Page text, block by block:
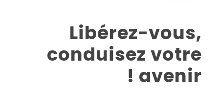
Libérez-vous,
conduisez votre
avenir !